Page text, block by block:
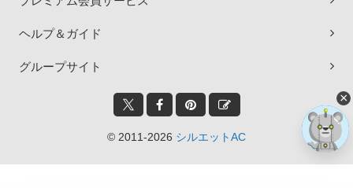
ヘルプ＆ガイド
グループサイト
© 2011-2026 シルエットAC
×